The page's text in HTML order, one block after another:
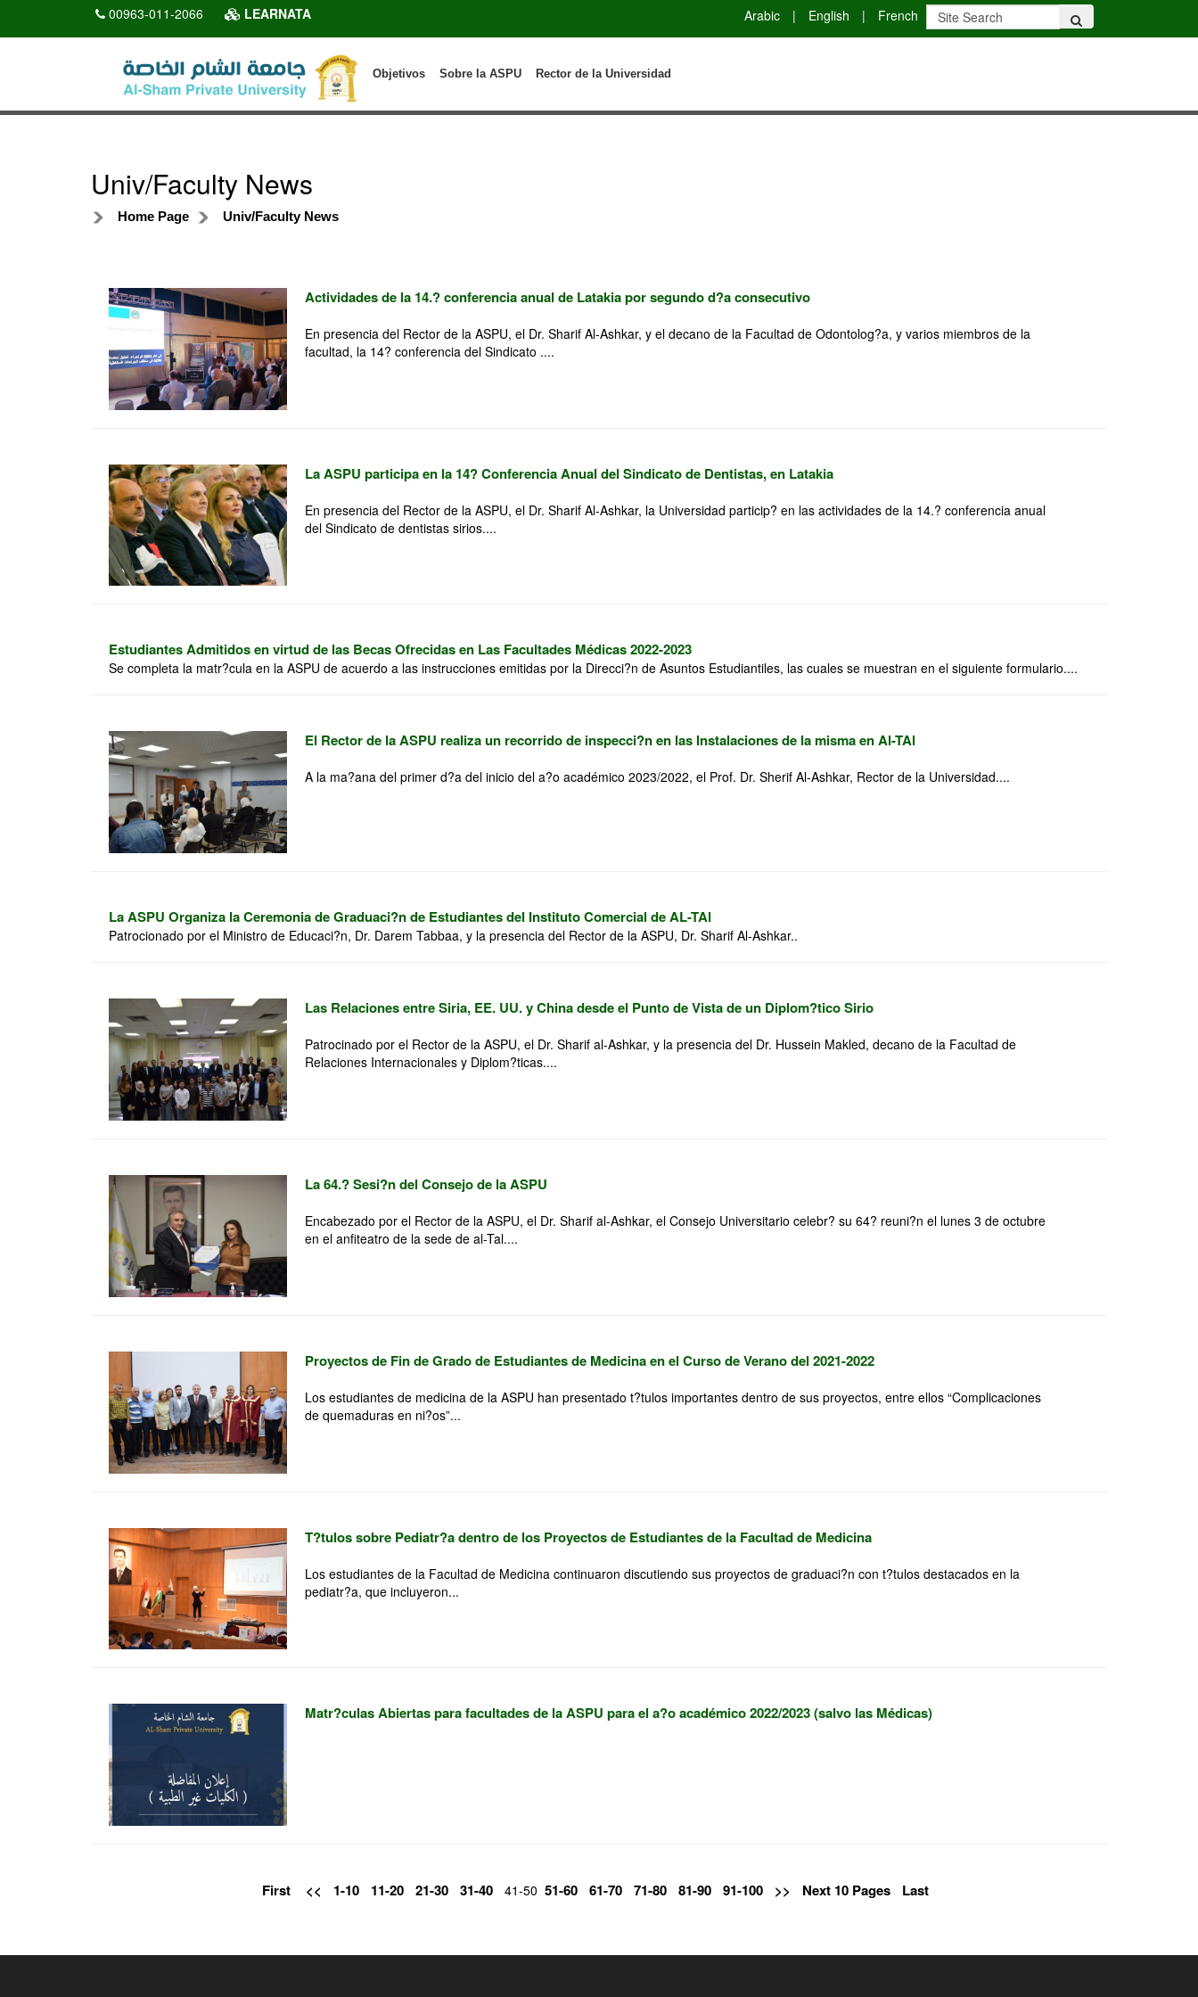
00963-011-2066 LEARNATA Arabic | English | French
Rector de la Universidad
Sobre la ASPU
Objetivos
Univ/Faculty News
Home Page Univ/Faculty News
Actividades de la 14.? conferencia anual de Latakia por segundo d?a consecutivo
En presencia del Rector de la ASPU, el Dr. Sharif Al-Ashkar, y el decano de la Facultad de Odontolog?a, y varios miembros de la
facultad, la 14? conferencia del Sindicato ....
La ASPU participa en la 14? Conferencia Anual del Sindicato de Dentistas, en Latakia
En presencia del Rector de la ASPU, el Dr. Sharif Al-Ashkar, la Universidad particip? en las actividades de la 14.? conferencia anual
del Sindicato de dentistas sirios....
Estudiantes Admitidos en virtud de las Becas Ofrecidas en Las Facultades Médicas 2022-2023
Se completa la matr?cula en la ASPU de acuerdo a las instrucciones emitidas por la Direcci?n de Asuntos Estudiantiles, las cuales se muestran en el siguiente formulario....
El Rector de la ASPU realiza un recorrido de inspecci?n en las Instalaciones de la misma en Al-TAl
A la ma?ana del primer d?a del inicio del a?o académico 2023/2022, el Prof. Dr. Sherif Al-Ashkar, Rector de la Universidad....
La ASPU Organiza la Ceremonia de Graduaci?n de Estudiantes del Instituto Comercial de AL-TAl
Patrocionado por el Ministro de Educaci?n, Dr. Darem Tabbaa, y la presencia del Rector de la ASPU, Dr. Sharif Al-Ashkar..
Las Relaciones entre Siria, EE. UU. y China desde el Punto de Vista de un Diplom?tico Sirio
Patrocinado por el Rector de la ASPU, el Dr. Sharif al-Ashkar, y la presencia del Dr. Hussein Makled, decano de la Facultad de
Relaciones Internacionales y Diplom?ticas....
La 64.? Sesi?n del Consejo de la ASPU
Encabezado por el Rector de la ASPU, el Dr. Sharif al-Ashkar, el Consejo Universitario celebr? su 64? reuni?n el lunes 3 de octubre
en el anfiteatro de la sede de al-Tal....
Proyectos de Fin de Grado de Estudiantes de Medicina en el Curso de Verano del 2021-2022
Los estudiantes de medicina de la ASPU han presentado t?tulos importantes dentro de sus proyectos, entre ellos “Complicaciones
de quemaduras en ni?os”...
T?tulos sobre Pediatr?a dentro de los Proyectos de Estudiantes de la Facultad de Medicina
Los estudiantes de la Facultad de Medicina continuaron discutiendo sus proyectos de graduaci?n con t?tulos destacados en la
pediatr?a, que incluyeron...
Matr?culas Abiertas para facultades de la ASPU para el a?o académico 2022/2023 (salvo las Médicas)
First << 1-10 11-20 21-30 31-40 41-50 51-60 61-70 71-80 81-90 91-100 >> Next 10 Pages Last